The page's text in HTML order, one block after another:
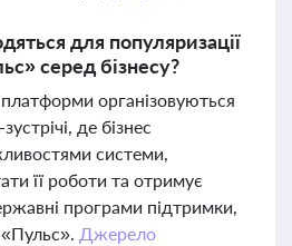
для популяризації
серед бізнесу?
організовуються
де бізнес
системи,
її роботи та отримує
програми підтримки,
Джерело